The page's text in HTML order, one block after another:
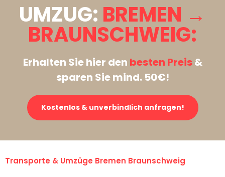
UMZUG: BREMEN →
BRAUNSCHWEIG:
Erhalten Sie hier den besten Preis&
sparen Sie mind. 50€!
Kostenlos & unverbindlich anfragen!
Transporte & Umzüge Bremen Braunschweig